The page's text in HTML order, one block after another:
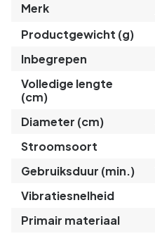
Merk
Productgewicht (g)
Inbegrepen
Volledige lengte
(cm)
Diameter (cm)
Stroomsoort
Gebruiksduur (min.)
Vibratiesnelheid
Primair materiaal